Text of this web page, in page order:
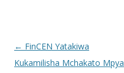
Post navigation
← FinCEN Yatakiwa
Kukamilisha Mchakato Mpya